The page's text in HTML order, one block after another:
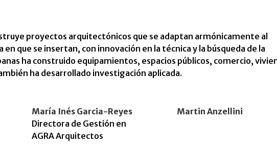
proyectos arquitectónicos que se adaptan armónicamente al
que se insertan, con innovación en la técnica y la búsqueda de la
ha construido equipamientos, espacios públicos, comercio,
ha desarrollado investigación aplicada.
María Inés Garcia-Reyes
Directora de Gestión en
AGRA Arquitectos
Martin Anzellini